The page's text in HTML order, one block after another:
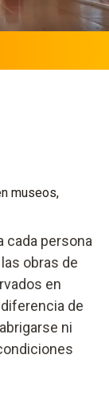
museos,
cada persona
obras de
en
de
ni